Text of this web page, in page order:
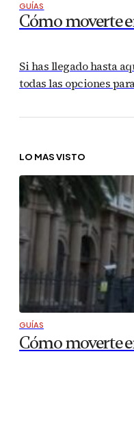
GUÍAS
Cómo moverte
Si has llegado hasta
todas las opciones
LO MÁS VISTO
GUÍAS
Cómo moverte